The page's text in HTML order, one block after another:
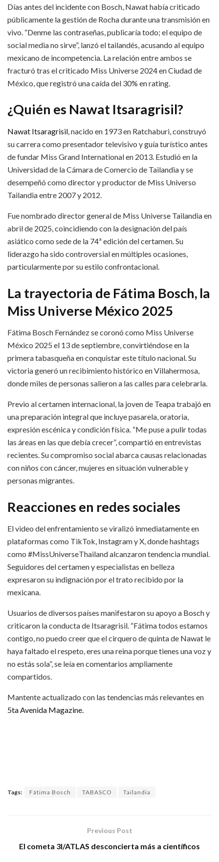
Días antes del incidente con Bosch, Nawat había criticado
públicamente la gestión de Rocha durante una transmisión en
vivo. “Denme las contraseñas, publicaría todo; el equipo de
social media no sirve”, lanzó el tailandés, acusando al equipo
mexicano de incompetencia. La relación entre ambos se
fracturó tras el criticado Miss Universe 2024 en Ciudad de
México, que registró una caída del 30% en rating.​
¿Quién es Nawat Itsaragrisil?
Nawat Itsaragrisil, nacido en 1973 en Ratchaburi, construyó
su carrera como presentador televisivo y guía turístico antes
de fundar Miss Grand International en 2013. Estudió en la
Universidad de la Cámara de Comercio de Tailandia y se
desempeñó como director y productor de Miss Universo
Tailandia entre 2007 y 2012.​
Fue nombrado director general de Miss Universe Tailandia en
abril de 2025, coincidiendo con la designación del país
asiático como sede de la 74ª edición del certamen. Su
liderazgo ha sido controversial en múltiples ocasiones,
particularmente por su estilo confrontacional.​
La trayectoria de Fátima Bosch, la
Miss Universe México 2025
Fátima Bosch Fernández se coronó como Miss Universe
México 2025 el 13 de septiembre, convirtiéndose en la
primera tabasqueña en conquistar este título nacional. Su
victoria generó un recibimiento histórico en Villahermosa,
donde miles de personas salieron a las calles para celebrarla.​
Previo al certamen internacional, la joven de Teapa trabajó en
una preparación integral que incluye pasarela, oratoria,
expresión escénica y condición física. “Me puse a pulir todas
las áreas en las que debía crecer”, compartió en entrevistas
recientes. Su compromiso social abarca causas relacionadas
con niños con cáncer, mujeres en situación vulnerable y
personas migrantes.​
Reacciones en redes sociales
El video del enfrentamiento se viralizó inmediatamente en
plataformas como TikTok, Instagram y X, donde hashtags
como #MissUniverseThailand alcanzaron tendencia mundial.
Seguidores del certamen y especialistas en belleza
expresaron su indignación por el trato recibido por la
mexicana.​
Usuarios de diversos países manifestaron su apoyo a Bosch y
criticaron la conducta de Itsaragrisil. “Fátima todos estamos
contigo, no puedo creer que el cirquero de quinta de Nawat le
haya faltado el respeto, eres una reina porque tienes una voz y
no estás sola”, se leía en comentarios ampliamente
compartidos.​
Mantente actualizado con las tendencias más relevantes en
5ta Avenida Magazine.
Tags: Fátima Bosch TABASCO Tailandia
Previous Post
El cometa 3I/ATLAS desconcierta más a científicos